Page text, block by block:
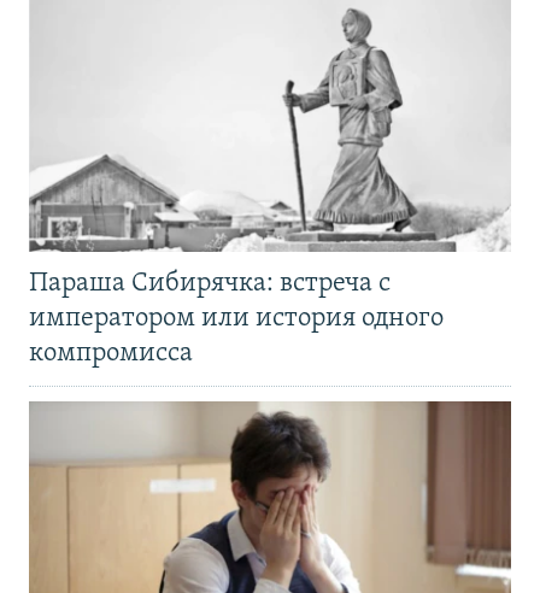
Параша Сибирячка: встреча с
императором или история одного
компромисса